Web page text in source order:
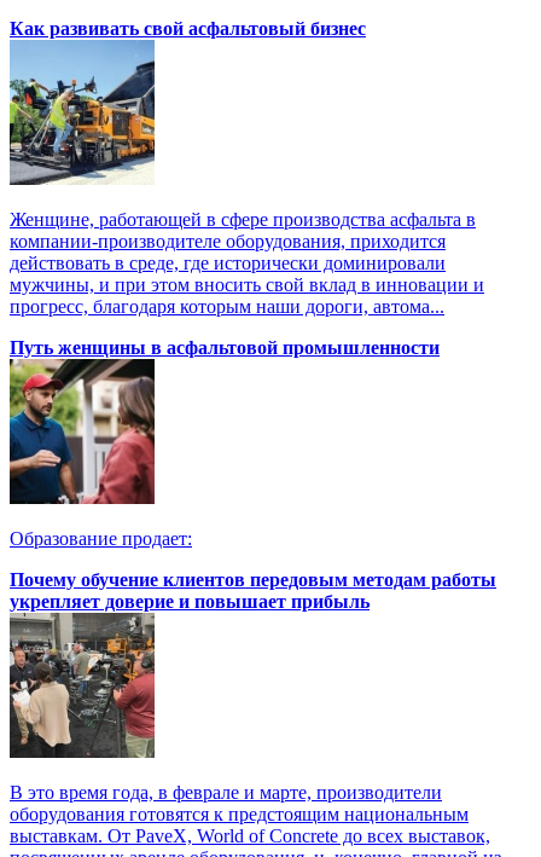
Как развивать свой асфальтовый бизнес
Женщине, работающей в сфере производства асфальта в
компании-производителе оборудования, приходится
действовать в среде, где исторически доминировали
мужчины, и при этом вносить свой вклад в инновации и
прогресс, благодаря которым наши дороги, автома...
Путь женщины в асфальтовой промышленности
Образование продает:
Почему обучение клиентов передовым методам работы
укрепляет доверие и повышает прибыль
В это время года, в феврале и марте, производители
оборудования готовятся к предстоящим национальным
выставкам. От PaveX, World of Concrete до всех выставок,